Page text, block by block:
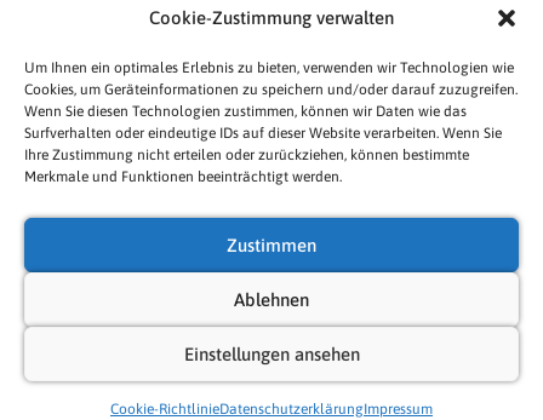
Cookie-Zustimmung verwalten
Um Ihnen ein optimales Erlebnis zu bieten, verwenden wir Technologien wie
Cookies, um Geräteinformationen zu speichern und/oder darauf zuzugreifen.
Wenn Sie diesen Technologien zustimmen, können wir Daten wie das
Surfverhalten oder eindeutige IDs auf dieser Website verarbeiten. Wenn Sie
Ihre Zustimmung nicht erteilen oder zurückziehen, können bestimmte
Merkmale und Funktionen beeinträchtigt werden.
Zustimmen
Ablehnen
Einstellungen ansehen
Cookie-RichtlinieDatenschutzerklärungImpressum
*Affiliate Link. Als Partner verschiedener Unternehmen verdiene ich an qualifizierten Verkäufen.
Urgeschmack-Empfehlungen
Urgeschmack-Shop
Häufige Fragen
Links
Allgemeine Geschäftsbedingungen
Datenschutzerklärung
Sitemap